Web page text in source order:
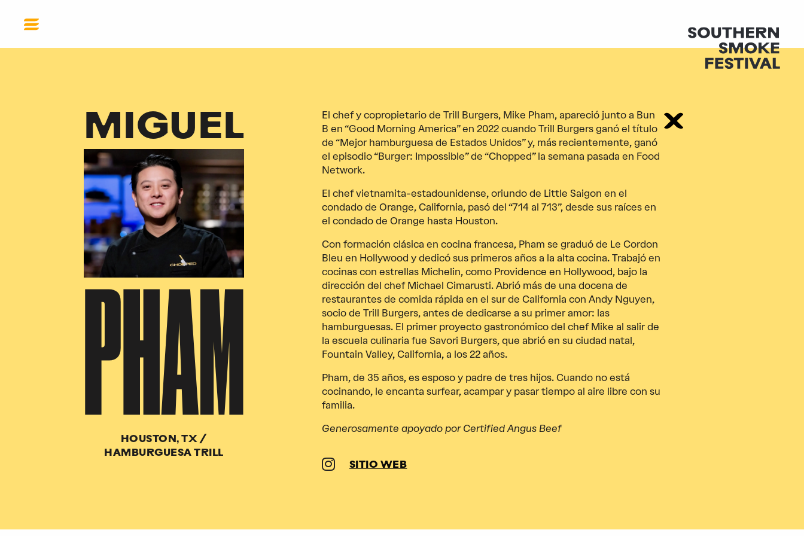
MIGUEL
PHAM
HOUSTON, TX /
HAMBURGUESA TRILL
El chef y copropietario de Trill Burgers, Mike Pham, apareció junto a Bun
B en “Good Morning America” en 2022 cuando Trill Burgers ganó el título
de “Mejor hamburguesa de Estados Unidos” y, más recientemente, ganó
el episodio “Burger: Impossible” de “Chopped” la semana pasada en Food
Network.
El chef vietnamita-estadounidense, oriundo de Little Saigon en el
condado de Orange, California, pasó del “714 al 713”, desde sus raíces en
el condado de Orange hasta Houston.
Con formación clásica en cocina francesa, Pham se graduó de Le Cordon
Bleu en Hollywood y dedicó sus primeros años a la alta cocina. Trabajó en
cocinas con estrellas Michelin, como Providence en Hollywood, bajo la
dirección del chef Michael Cimarusti. Abrió más de una docena de
restaurantes de comida rápida en el sur de California con Andy Nguyen,
socio de Trill Burgers, antes de dedicarse a su primer amor: las
hamburguesas. El primer proyecto gastronómico del chef Mike al salir de
la escuela culinaria fue Savori Burgers, que abrió en su ciudad natal,
Fountain Valley, California, a los 22 años.
Pham, de 35 años, es esposo y padre de tres hijos. Cuando no está
cocinando, le encanta surfear, acampar y pasar tiempo al aire libre con su
familia.
Generosamente apoyado por Certified Angus Beef
SITIO WEB